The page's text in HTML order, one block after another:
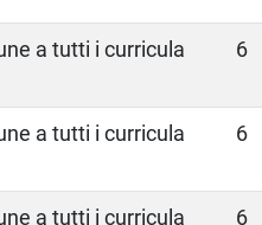
a tutti i curricula 6
a tutti i curricula 6
a tutti i curricula 6